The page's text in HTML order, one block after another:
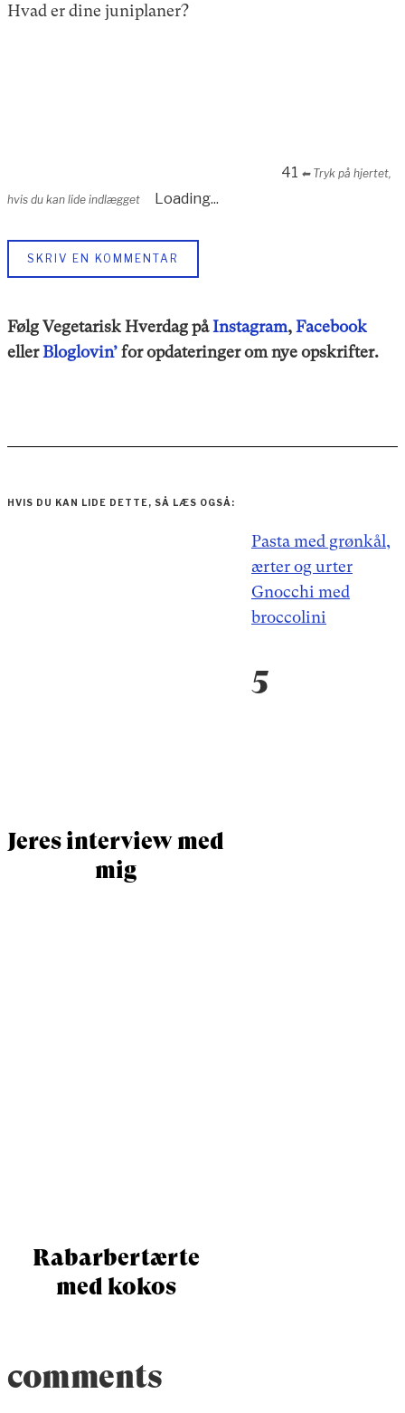
Hvad er dine juniplaner?
41 ⬅︎ Tryk på hjertet,
hvis du kan lide indlægget
Loading...
SKRIV EN KOMMENTAR
Følg Vegetarisk Hverdag påInstagram,Facebook
ellerBloglovin’for opdateringer om nye opskrifter.
HVIS DU KAN LIDE DETTE, SÅ LÆS OGSÅ:
Jeres interview med
mig
Rabarbertærte
med kokos
IndlægsnavigationPasta med grønkål,
ærter og urter
Gnocchi med
broccolini
5
comments